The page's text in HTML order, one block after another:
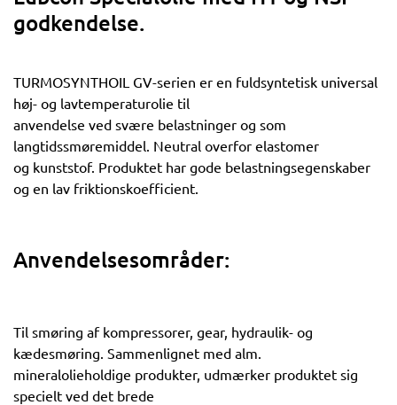
godkendelse.
TURMOSYNTHOIL GV-serien er en fuldsyntetisk universal
høj- og lavtemperaturolie til
anvendelse ved svære belastninger og som
langtidssmøremiddel. Neutral overfor elastomer
og kunststof. Produktet har gode belastningsegenskaber
og en lav friktionskoefficient.
Anvendelsesområder:
Til smøring af kompressorer, gear, hydraulik- og
kædesmøring. Sammenlignet med alm.
mineralolieholdige produkter, udmærker produktet sig
specielt ved det brede